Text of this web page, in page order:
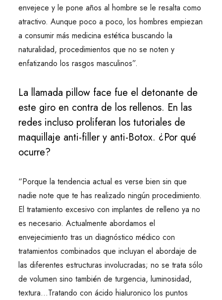
envejece y le pone años al hombre se le resalta como
atractivo. Aunque poco a poco, los hombres empiezan
a consumir más medicina estética buscando la
naturalidad, procedimientos que no se noten y
enfatizando los rasgos masculinos”.
La llamada pillow face fue el detonante de
este giro en contra de los rellenos. En las
redes incluso proliferan los tutoriales de
maquillaje anti-filler y anti-Botox. ¿Por qué
ocurre?
“Porque la tendencia actual es verse bien sin que
nadie note que te has realizado ningún procedimiento.
El tratamiento excesivo con implantes de relleno ya no
es necesario. Actualmente abordamos el
envejecimiento tras un diagnóstico médico con
tratamientos combinados que incluyan el abordaje de
las diferentes estructuras involucradas; no se trata sólo
de volumen sino también de turgencia, luminosidad,
textura…Tratando con ácido hialuronico los puntos